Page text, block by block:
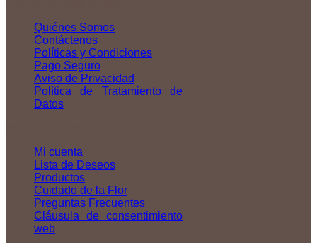
Quiénes Somos
Contáctenos
Políticas y Condiciones
Pago Seguro
Aviso de Privacidad
Política de Tratamiento de
Datos
Mi cuenta
Lista de Deseos
Productos
Cuidado de la Flor
Preguntas Frecuentes
Cláusula de consentimiento
web